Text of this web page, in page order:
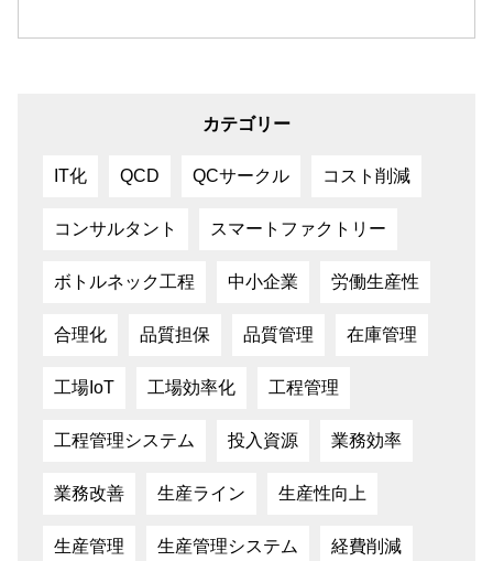
カテゴリー
IT化 QCD QCサークル コスト削減
コンサルタント スマートファクトリー
ボトルネック工程 中小企業 労働生産性
合理化 品質担保 品質管理 在庫管理
工場IoT 工場効率化 工程管理
工程管理システム 投入資源 業務効率
業務改善 生産ライン 生産性向上
生産管理 生産管理システム 経費削減